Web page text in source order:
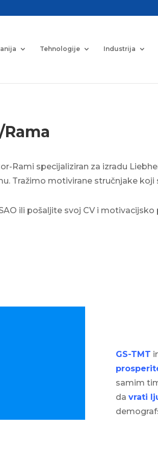
Tehnologije Industrija
Rami specijaliziran za izradu
Tražimo motivirane stručnjake
ili pošaljite svoj CV i
GS-TMT
samim
da vrati